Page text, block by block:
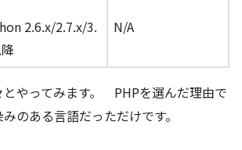
2.6.x/2.7.x/3.
N/A
とやってみます。 PHPを選んだ理由で
のある言語だっただけです。